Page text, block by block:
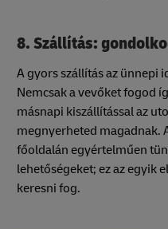
8. Szállítás:
A gyors szállítás az ünnepi
Nemcsak a vevőket fogod
másnapi kiszállítással az
megnyerheted magadnak.
főoldalán egyértelműen
lehetőségeket; ez az egyik
keresni fog.